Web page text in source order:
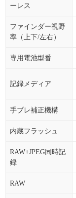
ーレス
ファインダー視野
率（上下/左右）
専用電池型番
記録メディア
手ブレ補正機構
内蔵フラッシュ
RAW+JPEG同時記
録
RAW